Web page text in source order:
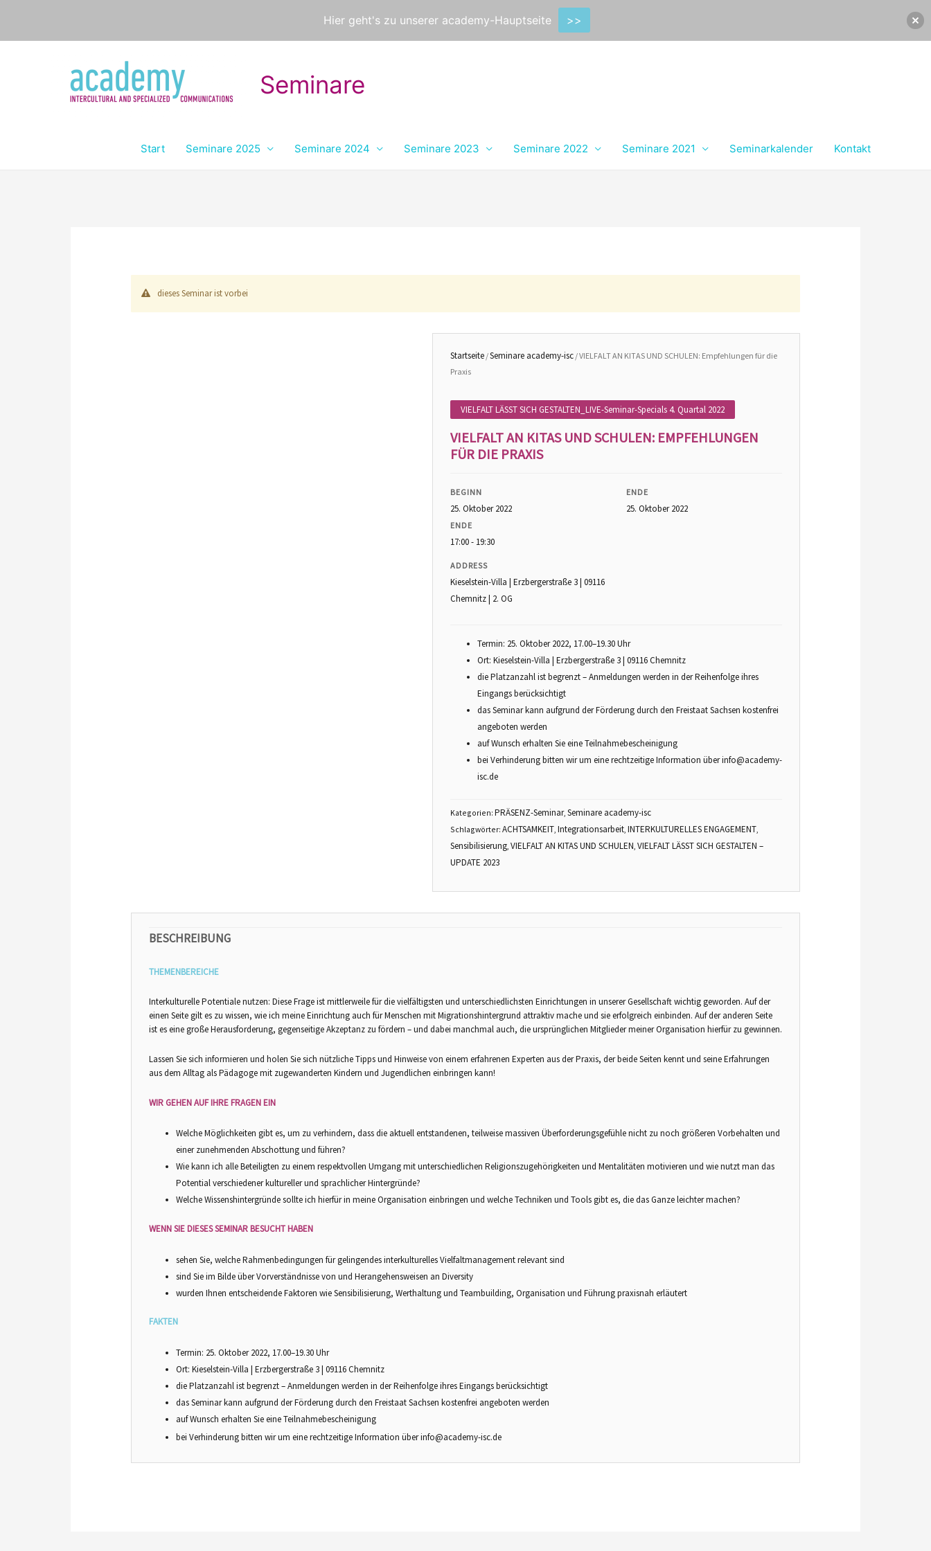
Seminare
Start Seminare 2025 Seminare 2024 Seminare 2023 Seminare 2022 Seminare 2021 Seminarkalender Kontakt
dieses Seminar ist vorbei
Startseite/Seminare academy-isc/ VIELFALT AN KITAS UND SCHULEN: Empfehlungen für die
Praxis
VIELFALT LÄSST SICH GESTALTEN_LIVE-Seminar-Specials 4. Quartal 2022
VIELFALT AN KITAS UND SCHULEN: EMPFEHLUNGEN
FÜR DIE PRAXIS
BEGINN
25. Oktober 2022
ENDE
25. Oktober 2022
ENDE
17:00 - 19:30
ADDRESS
Kieselstein-Villa | Erzbergerstraße 3 | 09116
Chemnitz | 2. OG
Termin: 25. Oktober 2022, 17.00–19.30 Uhr
Ort: Kieselstein-Villa | Erzbergerstraße 3 | 09116 Chemnitz
die Platzanzahl ist begrenzt – Anmeldungen werden in der Reihenfolge ihres
Eingangs berücksichtigt
das Seminar kann aufgrund der Förderung durch den Freistaat Sachsen kostenfrei
angeboten werden
auf Wunsch erhalten Sie eine Teilnahmebescheinigung
bei Verhinderung bitten wir um eine rechtzeitige Information über info@academy-
isc.de
Kategorien: PRÄSENZ-Seminar, Seminare academy-isc
Schlagwörter: ACHTSAMKEIT, Integrationsarbeit, INTERKULTURELLES ENGAGEMENT,
Sensibilisierung, VIELFALT AN KITAS UND SCHULEN VIELFALT LÄSST SICH GESTALTEN –
UPDATE 2023
BESCHREIBUNG
THEMENBEREICHE
Interkulturelle Potentiale nutzen: Diese Frage ist mittlerweile für die vielfältigsten und unterschiedlichsten Einrichtungen in unserer Gesellschaft wichtig geworden. Auf der
einen Seite gilt es zu wissen, wie ich meine Einrichtung auch für Menschen mit Migrationshintergrund attraktiv mache und sie erfolgreich einbinden. Auf der anderen Seite
ist es eine große Herausforderung, gegenseitige Akzeptanz zu fördern – und dabei manchmal auch, die ursprünglichen Mitglieder meiner Organisation hierfür zu gewinnen.
Lassen Sie sich informieren und holen Sie sich nützliche Tipps und Hinweise von einem erfahrenen Experten aus der Praxis, der beide Seiten kennt und seine Erfahrungen
aus dem Alltag als Pädagoge mit zugewanderten Kindern und Jugendlichen einbringen kann!
WIR GEHEN AUF IHRE FRAGEN EIN
Welche Möglichkeiten gibt es, um zu verhindern, dass die aktuell entstandenen, teilweise massiven Überforderungsgefühle nicht zu noch größeren Vorbehalten und
einer zunehmenden Abschottung und führen?
Wie kann ich alle Beteiligten zu einem respektvollen Umgang mit unterschiedlichen Religionszugehörigkeiten und Mentalitäten motivieren und wie nutzt man das
Potential verschiedener kultureller und sprachlicher Hintergründe?
Welche Wissenshintergründe sollte ich hierfür in meine Organisation einbringen und welche Techniken und Tools gibt es, die das Ganze leichter machen?
WENN SIE DIESES SEMINAR BESUCHT HABEN
sehen Sie, welche Rahmenbedingungen für gelingendes interkulturelles Vielfaltmanagement relevant sind
sind Sie im Bilde über Vorverständnisse von und Herangehensweisen an Diversity
wurden Ihnen entscheidende Faktoren wie Sensibilisierung, Werthaltung und Teambuilding, Organisation und Führung praxisnah erläutert
FAKTEN
Termin: 25. Oktober 2022, 17.00–19.30 Uhr
Ort: Kieselstein-Villa | Erzbergerstraße 3 | 09116 Chemnitz
die Platzanzahl ist begrenzt – Anmeldungen werden in der Reihenfolge ihres Eingangs berücksichtigt
das Seminar kann aufgrund der Förderung durch den Freistaat Sachsen kostenfrei angeboten werden
auf Wunsch erhalten Sie eine Teilnahmebescheinigung
bei Verhinderung bitten wir um eine rechtzeitige Information über info@academy-isc.de
Hier geht's zu unserer academy-Hauptseite >>